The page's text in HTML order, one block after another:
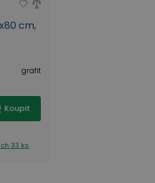
cm,
grafit
Koupit
33 ks